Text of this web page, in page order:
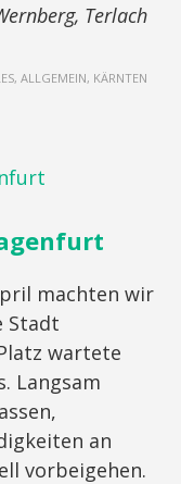
Terlach
ALLGEMEIN, KÄRNTEN
machten wir
Stadt
wartete
Langsam
an
vorbeigehen.